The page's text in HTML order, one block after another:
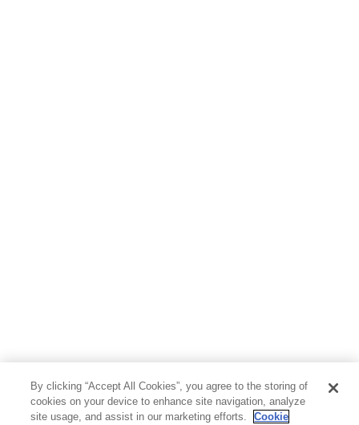
By clicking “Accept All Cookies”, you agree to the storing of
cookies on your device to enhance site navigation, analyze
site usage, and assist in our marketing efforts.
Cookie